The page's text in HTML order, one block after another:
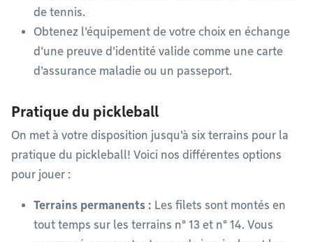
de tennis.
Obtenez l'équipement de votre choix en échange
d'une preuve d'identité valide comme une carte
d'assurance maladie ou un passeport.
Pratique du pickleball
On met à votre disposition jusqu'à six terrains pour la
pratique du pickleball! Voici nos différentes options
pour jouer :
Terrains permanents : Les filets sont montés en
tout temps sur les terrains n° 13 et n° 14. Vous